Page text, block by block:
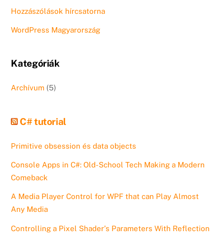
Hozzászólások hírcsatorna
WordPress Magyarország
Kategóriák
Archívum (5)
C# tutorial
Primitive obsession és data objects
Console Apps in C#: Old-School Tech Making a Modern
Comeback
A Media Player Control for WPF that can Play Almost
Any Media
Controlling a Pixel Shader’s Parameters With Reflection